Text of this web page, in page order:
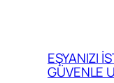
EŞYANIZI
GÜVENLE